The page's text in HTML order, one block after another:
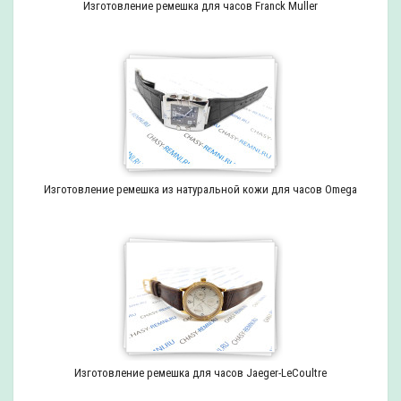
Изготовление ремешка для часов Franck Muller
Изготовление ремешка из натуральной кожи для часов Omega
Изготовление ремешка для часов Jaeger-LeCoultre